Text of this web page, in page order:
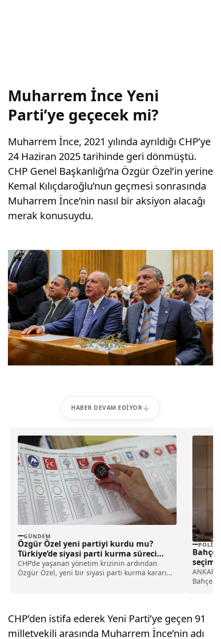
Muharrem İnce Yeni
Parti’ye geçecek mi?
Muharrem İnce, 2021 yılında ayrıldığı CHP’ye
24 Haziran 2025 tarihinde geri dönmüştü.
CHP Genel Başkanlığı’na Özgür Özel’in yerine
Kemal Kılıçdaroğlu’nun geçmesi sonrasında
Muharrem İnce’nin nasıl bir aksiyon alacağı
merak konusuydu.
HABER DEVAM EDIYOR
GÜNDEM
Özgür Özel yeni partiyi kurdu mu?
Türkiye’de siyasi parti kurma süreci
nasıl işler?
CHP’de yaşanan yönetim krizinin ardından
Özgür Özel, yeni bir siyasi parti kurma kararını
araştırmaları artırdı.
seçim
Bahçeli,
CHP’den istifa ederek Yeni Parti’ye geçen 91
milletvekili arasında Muharrem İnce’nin adı